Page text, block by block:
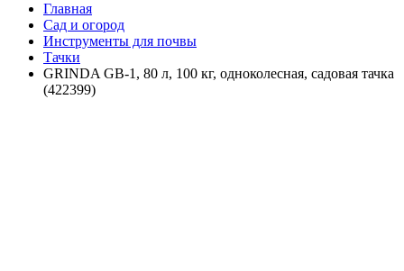
Главная
Сад и огород
Инструменты для почвы
Тачки
GRINDA GB-1, 80 л, 100 кг, одноколесная, садовая тачка
(422399)